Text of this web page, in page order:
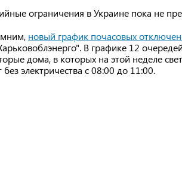
ограничения в Украине пока не
новый график почасовых
В графике 12
дома, в которых на этой неделе
без электричества с 08:00 до 11:00.